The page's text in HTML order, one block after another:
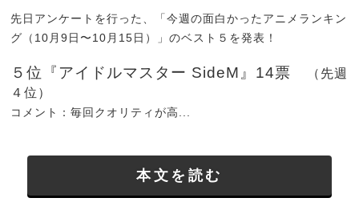
先日アンケートを行った、「今週の面白かったアニメランキン
グ（10月9日〜10月15日）」のベスト５を発表！
５位『アイドルマスター SideM』14票
（先週
４位）
コメント：毎回クオリティが高...
本文を読む